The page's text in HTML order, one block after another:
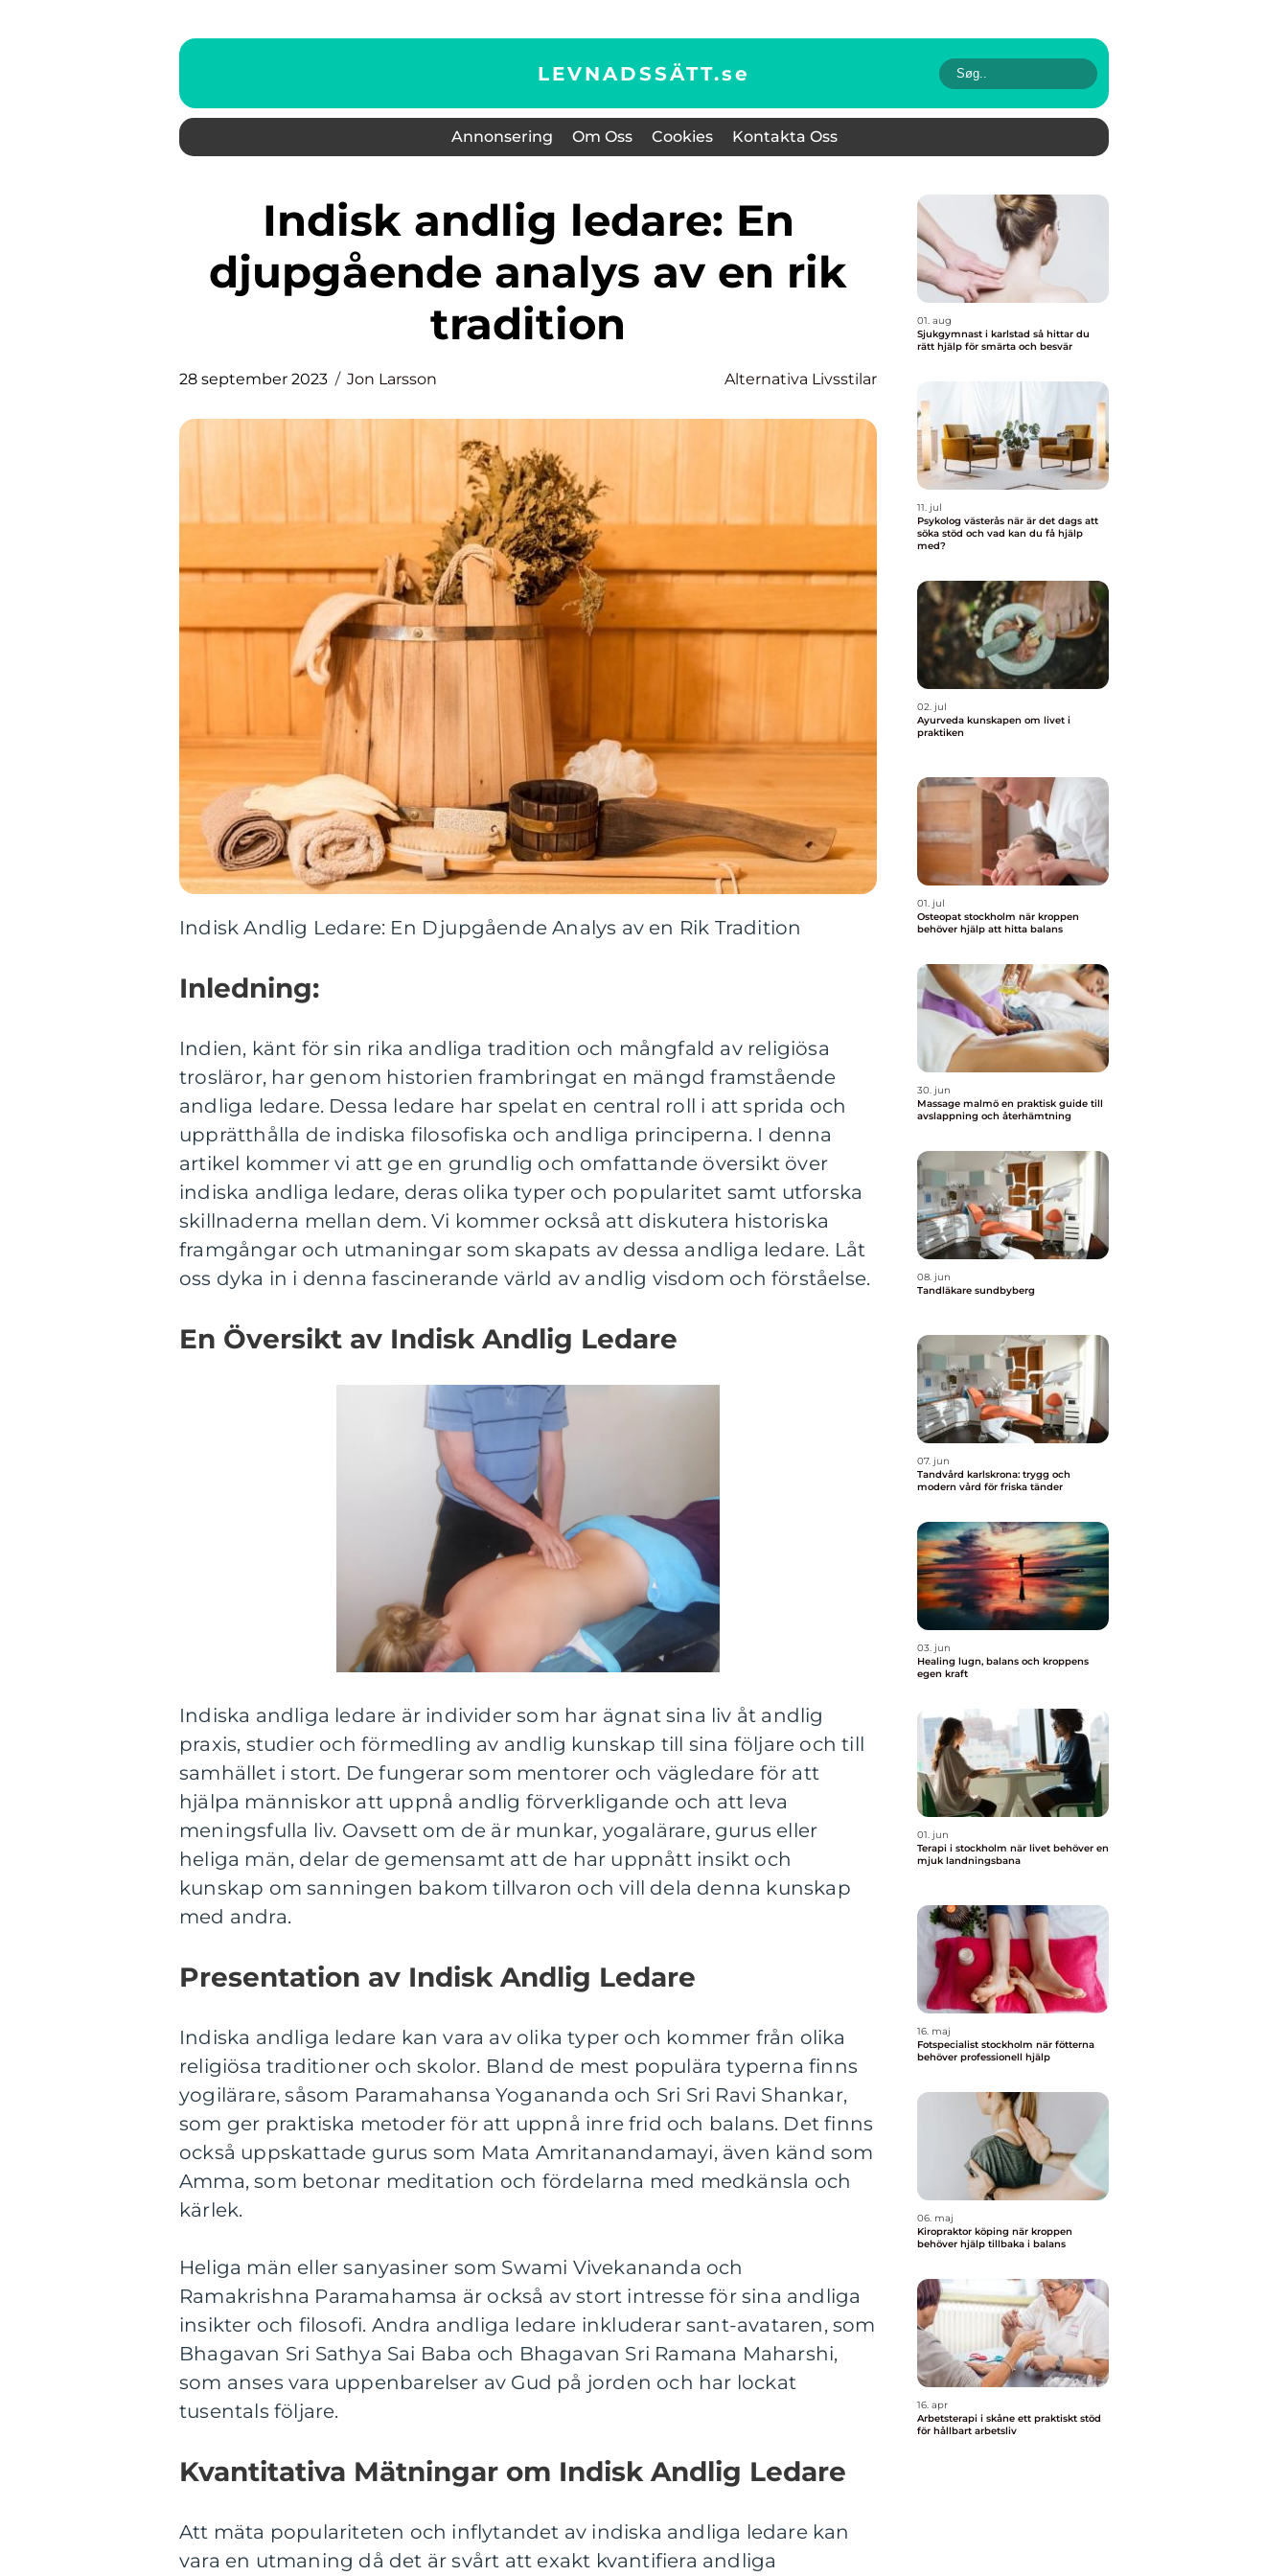
LEVNADSSÄTT.se
Annonsering Om Oss Cookies Kontakta Oss
Indisk andlig ledare: En
djupgående analys av en rik
tradition
28 september 2023 Jon Larsson Alternativa Livsstilar
Indisk Andlig Ledare: En Djupgående Analys av en Rik Tradition
Inledning:
Indien, känt för sin rika andliga tradition och mångfald av religiösa
trosläror, har genom historien frambringat en mängd framstående
andliga ledare. Dessa ledare har spelat en central roll i att sprida och
upprätthålla de indiska filosofiska och andliga principerna. I denna
artikel kommer vi att ge en grundlig och omfattande översikt över
indiska andliga ledare, deras olika typer och popularitet samt utforska
skillnaderna mellan dem. Vi kommer också att diskutera historiska
framgångar och utmaningar som skapats av dessa andliga ledare. Låt
oss dyka in i denna fascinerande värld av andlig visdom och förståelse.
En Översikt av Indisk Andlig Ledare
Indiska andliga ledare är individer som har ägnat sina liv åt andlig
praxis, studier och förmedling av andlig kunskap till sina följare och till
samhället i stort. De fungerar som mentorer och vägledare för att
hjälpa människor att uppnå andlig förverkligande och att leva
meningsfulla liv. Oavsett om de är munkar, yogalärare, gurus eller
heliga män, delar de gemensamt att de har uppnått insikt och
kunskap om sanningen bakom tillvaron och vill dela denna kunskap
med andra.
Presentation av Indisk Andlig Ledare
Indiska andliga ledare kan vara av olika typer och kommer från olika
religiösa traditioner och skolor. Bland de mest populära typerna finns
yogilärare, såsom Paramahansa Yogananda och Sri Sri Ravi Shankar,
som ger praktiska metoder för att uppnå inre frid och balans. Det finns
också uppskattade gurus som Mata Amritanandamayi, även känd som
Amma, som betonar meditation och fördelarna med medkänsla och
kärlek.
Heliga män eller sanyasiner som Swami Vivekananda och
Ramakrishna Paramahamsa är också av stort intresse för sina andliga
insikter och filosofi. Andra andliga ledare inkluderar sant-avataren, som
Bhagavan Sri Sathya Sai Baba och Bhagavan Sri Ramana Maharshi,
som anses vara uppenbarelser av Gud på jorden och har lockat
tusentals följare.
Kvantitativa Mätningar om Indisk Andlig Ledare
Att mäta populariteten och inflytandet av indiska andliga ledare kan
vara en utmaning då det är svårt att exakt kvantifiera andliga
01. aug
Sjukgymnast i karlstad så hittar du
rätt hjälp för smärta och besvär
11. jul
Psykolog västerås när är det dags att
söka stöd och vad kan du få hjälp
med?
02. jul
Ayurveda kunskapen om livet i
praktiken
01. jul
Osteopat stockholm när kroppen
behöver hjälp att hitta balans
30. jun
Massage malmö en praktisk guide till
avslappning och återhämtning
08. jun
Tandläkare sundbyberg
07. jun
Tandvård karlskrona: trygg och
modern vård för friska tänder
03. jun
Healing lugn, balans och kroppens
egen kraft
01. jun
Terapi i stockholm när livet behöver en
mjuk landningsbana
16. maj
Fotspecialist stockholm när fötterna
behöver professionell hjälp
06. maj
Kiropraktor köping när kroppen
behöver hjälp tillbaka i balans
16. apr
Arbetsterapi i skåne ett praktiskt stöd
för hållbart arbetsliv